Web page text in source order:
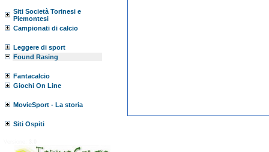
Siti Società Torinesi e
Piemontesi
Campionati di calcio
Leggere di sport
Found Rasing
Fantacalcio
Giochi On Line
MovieSport - La storia
Siti Ospiti